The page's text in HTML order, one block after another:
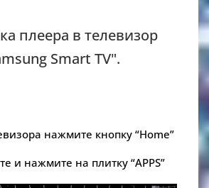
плеера в телевизор
Smart TV".
нажмите кнопку “Home”
и нажмите на плитку “APPS”